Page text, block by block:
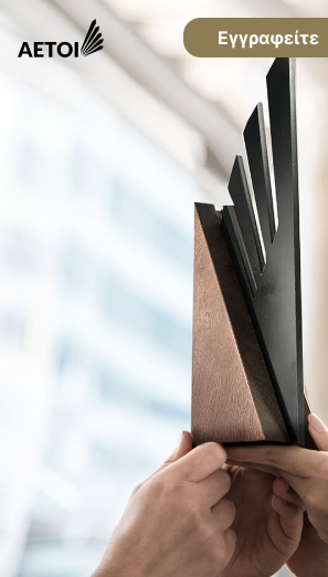
Εγγραφείτε